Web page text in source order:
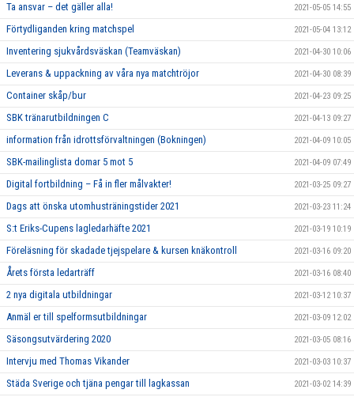
Ta ansvar – det gäller alla! 2021-05-05 14:55
Förtydliganden kring matchspel 2021-05-04 13:12
Inventering sjukvårdsväskan (Teamväskan) 2021-04-30 10:06
Leverans & uppackning av våra nya matchtröjor 2021-04-30 08:39
Container skåp/bur 2021-04-23 09:25
SBK tränarutbildningen C 2021-04-13 09:27
information från idrottsförvaltningen (Bokningen) 2021-04-09 10:05
SBK-mailinglista domar 5 mot 5 2021-04-09 07:49
Digital fortbildning – Få in fler målvakter! 2021-03-25 09:27
Dags att önska utomhusträningstider 2021 2021-03-23 11:24
S:t Eriks-Cupens lagledarhäfte 2021 2021-03-19 10:19
Föreläsning för skadade tjejspelare & kursen knäkontroll 2021-03-16 09:20
Årets första ledarträff 2021-03-16 08:40
2 nya digitala utbildningar 2021-03-12 10:37
Anmäl er till spelformsutbildningar 2021-03-09 12:02
Säsongsutvärdering 2020 2021-03-05 08:16
Intervju med Thomas Vikander 2021-03-03 10:37
Städa Sverige och tjäna pengar till lagkassan 2021-03-02 14:39